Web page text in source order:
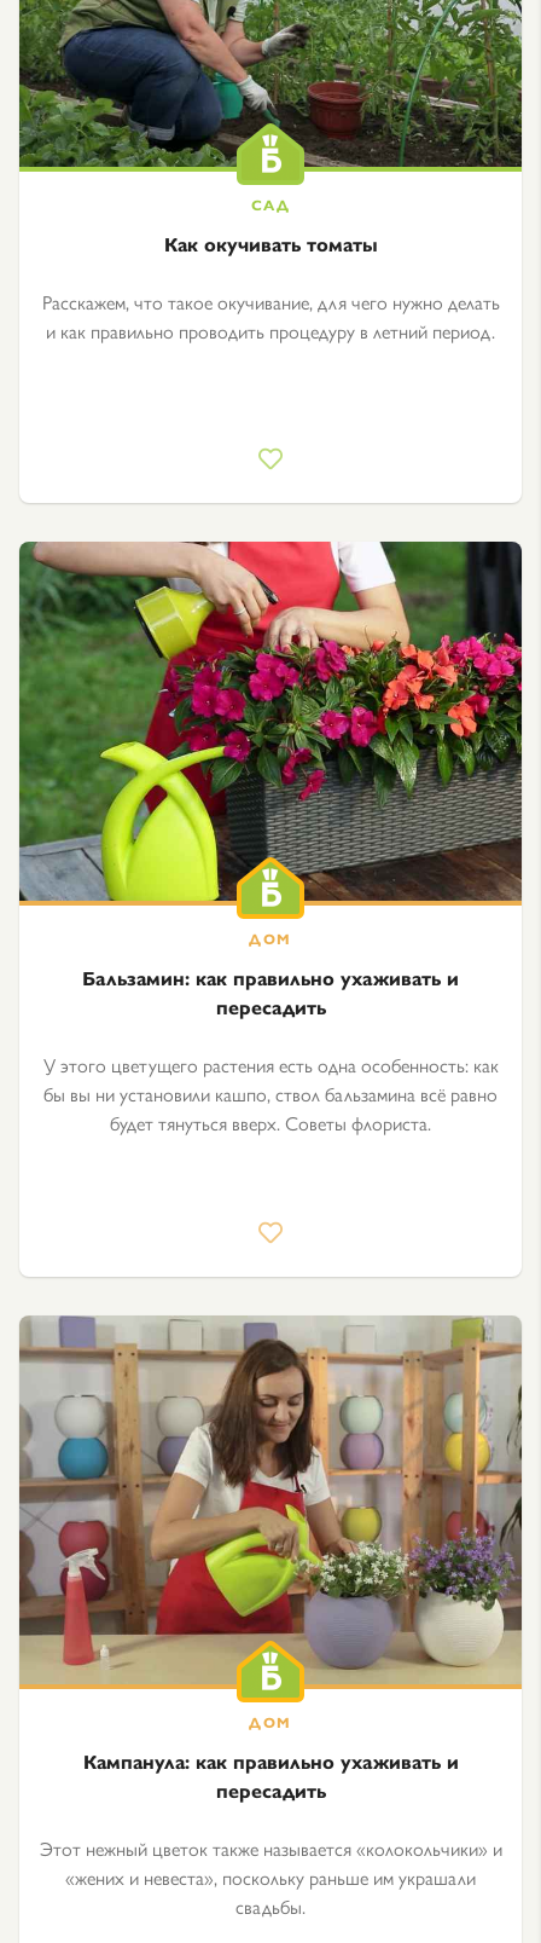
Как окучивать томаты
Расскажем, что такое окучивание, для чего нужно делать
и как правильно проводить процедуру в летний период.
Бальзамин: как правильно ухаживать и
пересадить
У этого цветущего растения есть одна особенность: как
бы вы ни установили кашпо, ствол бальзамина всё равно
будет тянуться вверх. Советы флориста.
Кампанула: как правильно ухаживать и
пересадить
Этот нежный цветок также называется «колокольчики» и
«жених и невеста», поскольку раньше им украшали
свадьбы.